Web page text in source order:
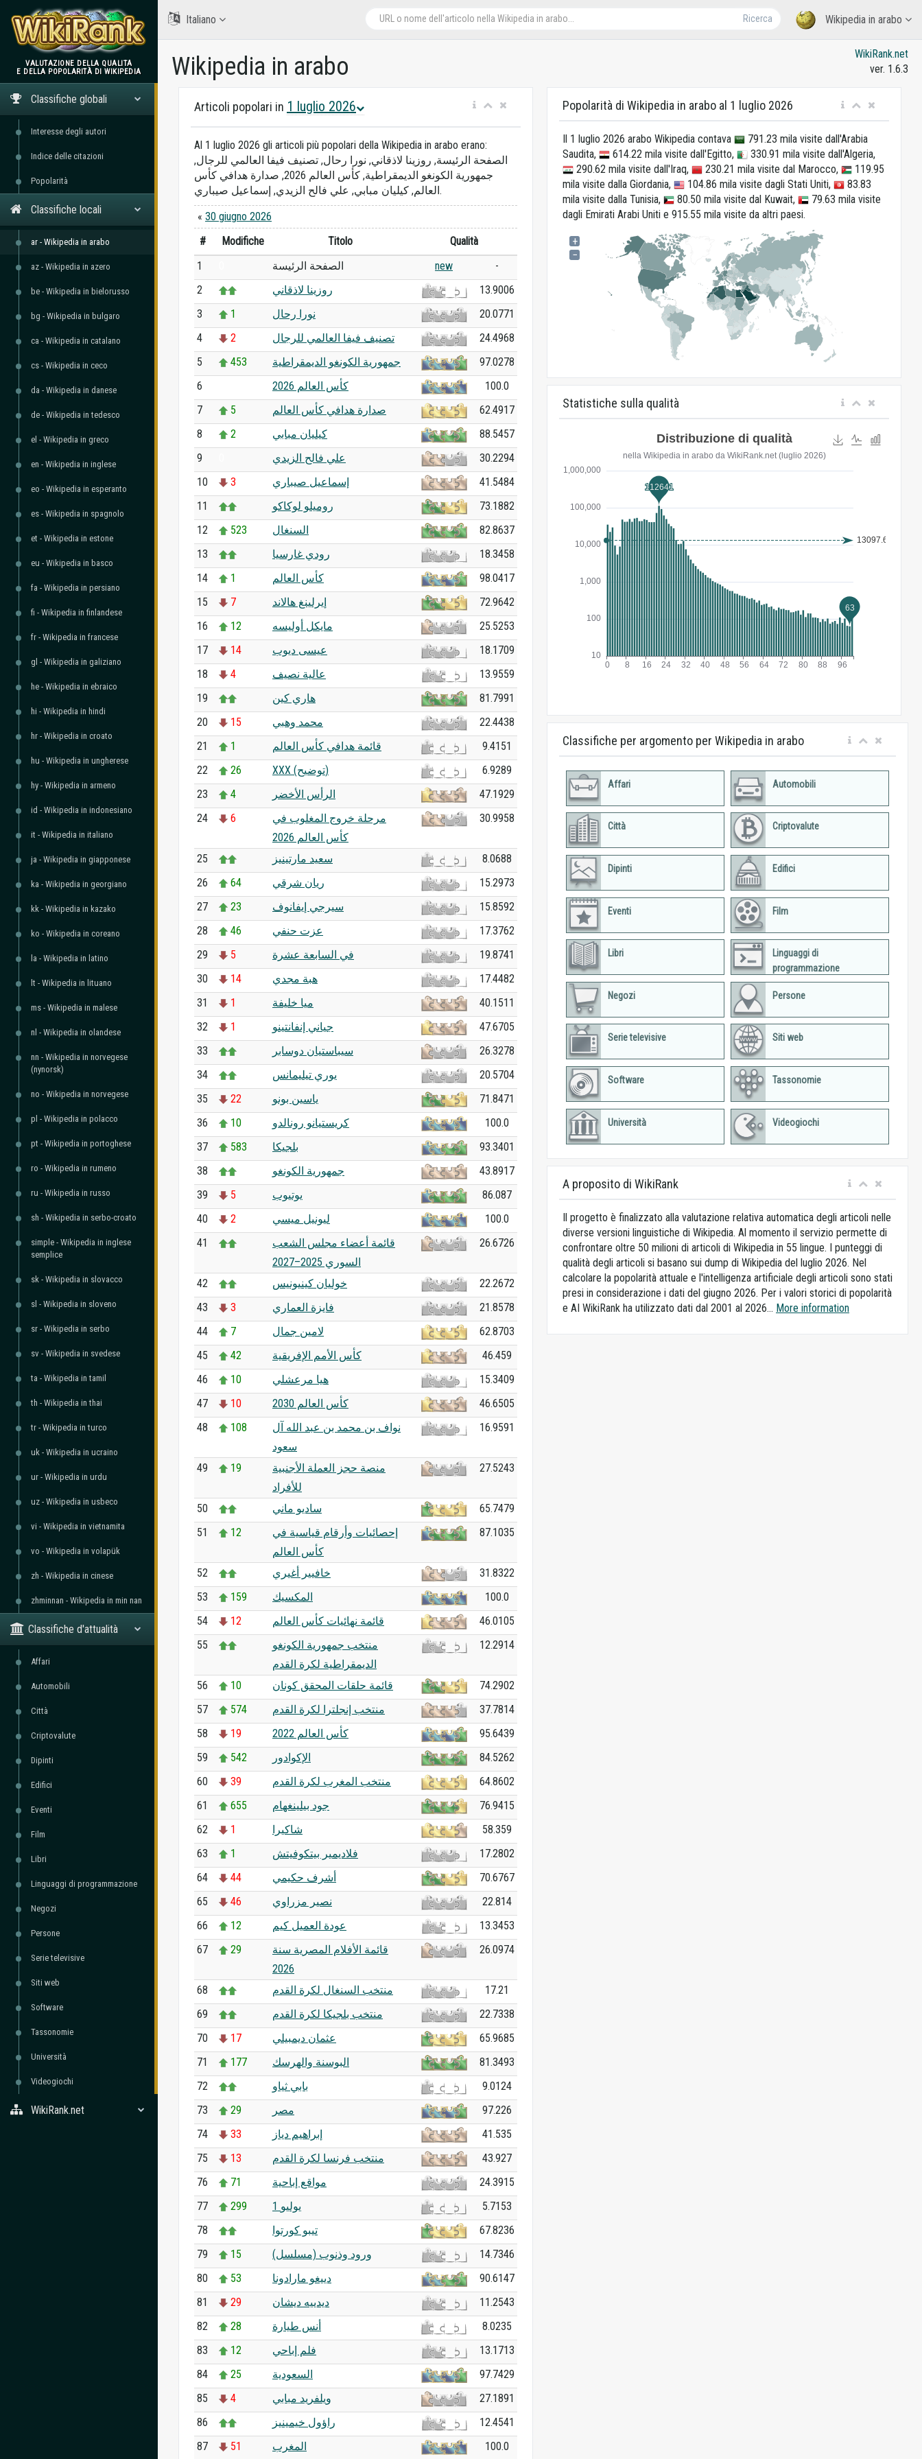
WikiRank
VALUTAZIONE DELLA QUALITÀ
E DELLA POPOLARITÀ DI WIKIPEDIA
Classifiche globali
Interesse degli autori
Indice delle citazioni
Popolarità
Classifiche locali
ar - Wikipedia in arabo
az - Wikipedia in azero
be - Wikipedia in bielorusso
bg - Wikipedia in bulgaro
ca - Wikipedia in catalano
cs - Wikipedia in ceco
da - Wikipedia in danese
de - Wikipedia in tedesco
el - Wikipedia in greco
en - Wikipedia in inglese
eo - Wikipedia in esperanto
es - Wikipedia in spagnolo
et - Wikipedia in estone
eu - Wikipedia in basco
fa - Wikipedia in persiano
fi - Wikipedia in finlandese
fr - Wikipedia in francese
gl - Wikipedia in galiziano
he - Wikipedia in ebraico
hi - Wikipedia in hindi
hr - Wikipedia in croato
hu - Wikipedia in ungherese
hy - Wikipedia in armeno
id - Wikipedia in indonesiano
it - Wikipedia in italiano
ja - Wikipedia in giapponese
ka - Wikipedia in georgiano
kk - Wikipedia in kazako
ko - Wikipedia in coreano
la - Wikipedia in latino
lt - Wikipedia in lituano
ms - Wikipedia in malese
nl - Wikipedia in olandese
nn - Wikipedia in norvegese
(nynorsk)
no - Wikipedia in norvegese
pl - Wikipedia in polacco
pt - Wikipedia in portoghese
ro - Wikipedia in rumeno
ru - Wikipedia in russo
sh - Wikipedia in serbo-croato
simple - Wikipedia in inglese
semplice
sk - Wikipedia in slovacco
sl - Wikipedia in sloveno
sr - Wikipedia in serbo
sv - Wikipedia in svedese
ta - Wikipedia in tamil
th - Wikipedia in thai
tr - Wikipedia in turco
uk - Wikipedia in ucraino
ur - Wikipedia in urdu
uz - Wikipedia in usbeco
vi - Wikipedia in vietnamita
vo - Wikipedia in volapük
zh - Wikipedia in cinese
zhminnan - Wikipedia in min nan
Classifiche d'attualità
Affari
Automobili
Città
Criptovalute
Dipinti
Edifici
Eventi
Film
Libri
Linguaggi di programmazione
Negozi
Persone
Serie televisive
Siti web
Software
Tassonomie
Università
Videogiochi
WikiRank.net
Wikipedia in arabo
Ricerca
Italiano
Wikipedia in arabo
WikiRank.net
ver. 1.6.3
Articoli popolari in 1 luglio 2026
Al 1 luglio 2026 gli articoli più popolari della Wikipedia in arabo erano:
الصفحة الرئيسة, روزينا لاذقاني, نورا رحال, تصنيف فيفا العالمي للرجال,
جمهورية الكونغو الديمقراطية, كأس العالم 2026, صدارة هدافي كأس
العالم, كيليان مبابي, علي فالح الزيدي, إسماعيل صيباري.
« 30 giugno 2026
#
Modifiche Titolo
Qualità
1
الصفحة الرئيسة new
-
2
روزينا لاذقاني
13.9006
3
1 نورا رحال
20.0771
4
2 تصنيف فيفا العالمي للرجال
24.4968
5
453 جمهورية الكونغو الديمقراطية
97.0278
6
كأس العالم 2026
100.0
7
5 صدارة هدافي كأس العالم
62.4917
8
2 كيليان مبابي
88.5457
9
علي فالح الزيدي
30.2294
10
3 إسماعيل صيباري
41.5484
11
روميلو لوكاكو
73.1882
12
523 السنغال
82.8637
13
رودي غارسيا
18.3458
14
1 كأس العالم
98.0417
15
7 إيرلينغ هالاند
72.9642
16
12 مايكل أوليسه
25.5253
17
14 عيسى ديوب
18.1709
18
4 عالية نصيف
13.9559
19
هاري كين
81.7991
20
15 محمد وهبي
22.4438
21
1 قائمة هدافي كأس العالم
9.4151
22
26 XXX (توضيح)
6.9289
23
4 الرأس الأخضر
47.1929
24
6
مرحلة خروج المغلوب في
كأس العالم 2026
30.9958
25 سعيد مارتينيز
8.0688
26
64 ريان شرقي
15.2973
27
23 سيرجي إيفانوف
15.8592
28
46 عزت حنفي
17.3762
29
5 في السابعة عشرة
19.8741
30
14 هبة مجدي
17.4482
31
1 ميا خليفة
40.1511
32
1 جياني إنفانتينو
47.6705
33
سيباستيان دوسابر
26.3278
34
يوري تيليمانس
20.5704
35
22 ياسين بونو
71.8471
36
10 كريستيانو رونالدو
100.0
37
583 بلجيكا
93.3401
38
جمهورية الكونغو
43.8917
39
5 يوتيوب
86.087
40
2 ليونيل ميسي
100.0
41
قائمة أعضاء مجلس الشعب
السوري 2025–2027
26.6726
42 خوليان كينيونيس
22.2672
43
3 فايزة العماري
21.8578
44
7 لامين جمال
62.8703
45
42 كأس الأمم الإفريقية
46.459
46
10 هيا مرعشلي
15.3409
47
10 كأس العالم 2030
46.6505
48
108
نواف بن محمد بن عبد الله آل
سعود
16.9591
49 19
منصة حجز العملة الأجنبية
للأفراد
27.5243
50 ساديو ماني
65.7479
51
12
إحصائيات وأرقام قياسية في
كأس العالم
87.1035
52 خافيير أغيري
31.8322
53
159 المكسيك
100.0
54
12 قائمة نهائيات كأس العالم
46.0105
55
منتخب جمهورية الكونغو
الديمقراطية لكرة القدم
12.2914
56 10 قائمة حلقات المحقق كونان
74.2902
57
574 منتخب إنجلترا لكرة القدم
37.7814
58
19 كأس العالم 2022
95.6439
59
542 الإكوادور
84.5262
60
39 منتخب المغرب لكرة القدم
64.8602
61
655 جود بيلينغهام
76.9415
62
1 شاكيرا
58.359
63
1 فلاديمير بيتكوفيتش
17.2802
64
44 أشرف حكيمي
70.6767
65
46 نصير مزراوي
22.814
66
12 عودة العميل كيم
13.3453
67
29
قائمة الأفلام المصرية سنة
2026
26.0974
68 منتخب السنغال لكرة القدم
17.21
69
منتخب بلجيكا لكرة القدم
22.7338
70
17 عثمان ديمبيلي
65.9685
71
177 البوسنة والهرسك
81.3493
72
بابي ثياو
9.0124
73
29 مصر
97.226
74
33 إبراهيم دياز
41.535
75
13 منتخب فرنسا لكرة القدم
43.927
76
71 مواقع إباحية
24.3915
77
299 1 يوليو
5.7153
78
تيبو كورتوا
67.8236
79
15 ورود وذنوب (مسلسل)
14.7346
80
53 دييغو مارادونا
90.6147
81
29 ديدييه ديشان
11.2543
82
28 أنس طيارة
8.0235
83
12 فلم إباحي
13.1713
84
25 السعودية
97.7429
85
4 ويلفريد مبابي
27.1891
86
راؤول خيمينيز
12.4541
87
51 المغرب 100.0
Popolarità di Wikipedia in arabo al 1 luglio 2026
Il 1 luglio 2026 arabo Wikipedia contava
791.23 mila visite dall'Arabia
Saudita,
614.22 mila visite dall'Egitto,
330.91 mila visite dall'Algeria,
290.62 mila visite dall'Iraq,
230.21 mila visite dal Marocco,
119.95
mila visite dalla Giordania,
104.86 mila visite dagli Stati Uniti,
83.83
mila visite dalla Tunisia,
80.50 mila visite dal Kuwait,
79.63 mila visite
dagli Emirati Arabi Uniti e 915.55 mila visite da altri paesi.
+
−
Statistiche sulla qualità
Classifiche per argomento per Wikipedia in arabo
Affari Automobili
Città Criptovalute
Dipinti Edifici
Eventi Film
Libri
Linguaggi di
programmazione
Negozi Persone
Serie televisive Siti web
Software Tassonomie
Università Videogiochi
A proposito di WikiRank
Il progetto è finalizzato alla valutazione relativa automatica degli articoli nelle
diverse versioni linguistiche di Wikipedia. Al momento il servizio permette di
confrontare oltre 50 milioni di articoli di Wikipedia in 55 lingue. I punteggi di
qualità degli articoli si basano sui dump di Wikipedia del luglio 2026. Nel
calcolare la popolarità attuale e l'intelligenza artificiale degli articoli sono stati
presi in considerazione i dati del giugno 2026. Per i valori storici di popolarità
e AI WikiRank ha utilizzato dati dal 2001 al 2026... More information